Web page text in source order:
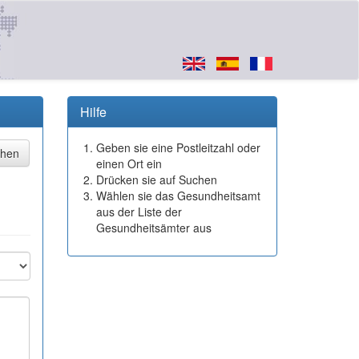
Hilfe
Geben sie eine Postleitzahl oder
einen Ort ein
Drücken sie auf Suchen
Wählen sie das Gesundheitsamt
aus der Liste der
Gesundheitsämter aus